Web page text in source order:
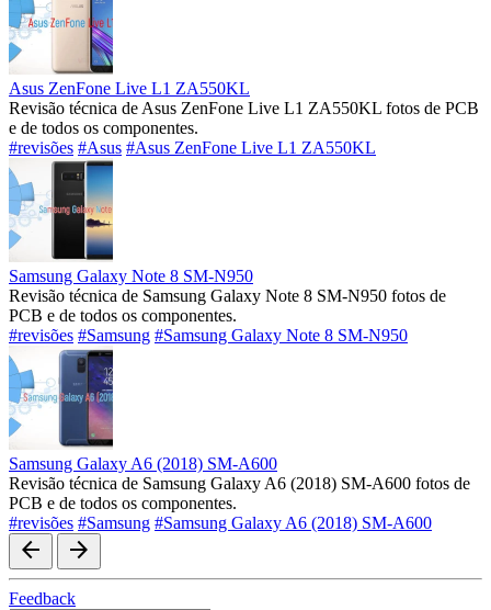
Asus ZenFone Live L1 ZA550KL
Revisão técnica de Asus ZenFone Live L1 ZA550KL fotos de PCB
e de todos os componentes.
#revisões #Asus #Asus ZenFone Live L1 ZA550KL
Samsung Galaxy Note 8 SM-N950
Revisão técnica de Samsung Galaxy Note 8 SM-N950 fotos de
PCB e de todos os componentes.
#revisões #Samsung #Samsung Galaxy Note 8 SM-N950
Samsung Galaxy A6 (2018) SM-A600
Revisão técnica de Samsung Galaxy A6 (2018) SM-A600 fotos de
PCB e de todos os componentes.
#revisões #Samsung #Samsung Galaxy A6 (2018) SM-A600
arrow_back arrow_forward
Feedback